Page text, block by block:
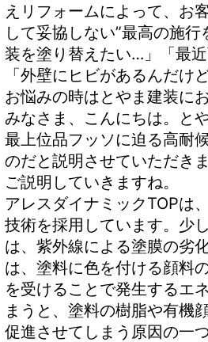
えリフォームによって、お
して妥協しない”最高の施
装を塗り替えたい…」「最
「外壁にヒビがあるんだ
お悩みの時はとやま建装に
みなさま、こんにちは。と
最上位品フッソに迫る高耐
のだと説明させていただき
ご説明していきますね。
アレスダイナミックTOPは
技術を採用しています。少
は、紫外線による塗膜の劣
は、塗料に色を付ける顔料
を受けることで発生するエ
まうと、塗料の樹脂や有機
促進させてしまう原因の一